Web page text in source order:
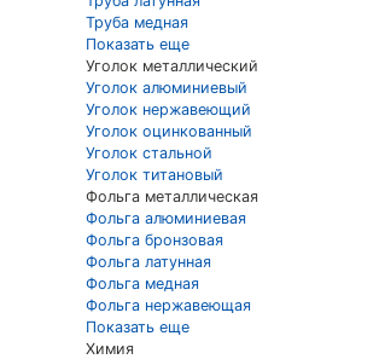
Труба медная
Показать еще
Уголок металлический
Уголок алюминиевый
Уголок нержавеющий
Уголок оцинкованный
Уголок стальной
Уголок титановый
Фольга металлическая
Фольга алюминиевая
Фольга бронзовая
Фольга латунная
Фольга медная
Фольга нержавеющая
Показать еще
Химия